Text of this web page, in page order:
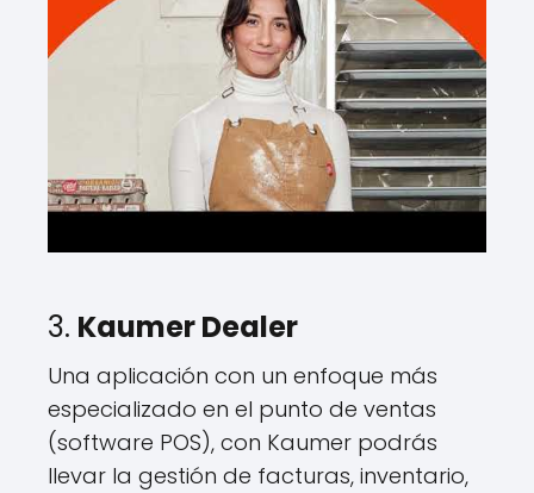
3. Kaumer Dealer
Una aplicación con un enfoque más
especializado en el punto de ventas
(software POS), con Kaumer podrás
llevar la gestión de facturas, inventario,